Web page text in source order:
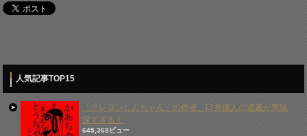
人気記事TOP15
「クレヨンしんちゃん」の作者、臼井儀人の遺書が意味
深すぎる！
645,368ビュー